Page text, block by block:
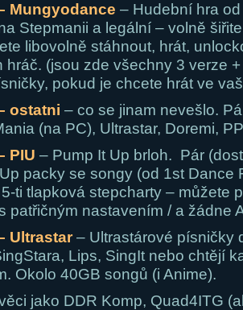
Mungyodance – Hudební hra
Stepmanii a legální – volně
libovolně stáhnout, hrát,
hráč. (jsou zde všechny 3 verze
pokud je chcete hrát ve
ostatni – co se jinam nevešlo.
(na PC), Ultrastar, Doremi,
PIU – Pump It Up brloh. Pár
packy se songy (od 1st Dance
ti tlapková stepcharty – můžete
patřičným nastavením / a žádne
Ultrastar– Ultrastárové písničky
Lips, SingIt nebo chtějí
Okolo 40GB songů (i Anime).
jako DDR Komp, Quad4ITG